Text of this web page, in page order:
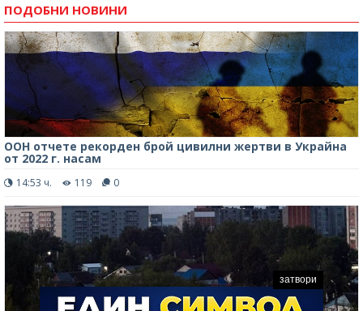
ПОДОБНИ НОВИНИ
ООН отчете рекорден брой цивилни жертви в Украйна
от 2022 г. насам
14:53 ч. 119 0
затвори